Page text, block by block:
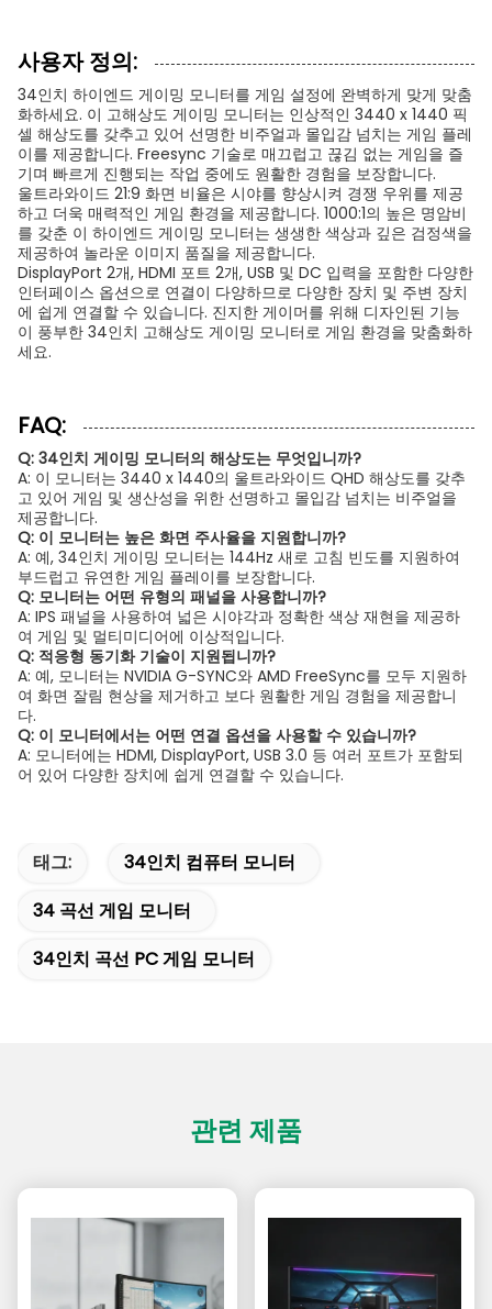
사용자 정의:
34인치 하이엔드 게이밍 모니터를 게임 설정에 완벽하게 맞게 맞춤
화하세요. 이 고해상도 게이밍 모니터는 인상적인 3440 x 1440 픽
셀 해상도를 갖추고 있어 선명한 비주얼과 몰입감 넘치는 게임 플레
이를 제공합니다. Freesync 기술로 매끄럽고 끊김 없는 게임을 즐
기며 빠르게 진행되는 작업 중에도 원활한 경험을 보장합니다.
울트라와이드 21:9 화면 비율은 시야를 향상시켜 경쟁 우위를 제공
하고 더욱 매력적인 게임 환경을 제공합니다. 1000:1의 높은 명암비
를 갖춘 이 하이엔드 게이밍 모니터는 생생한 색상과 깊은 검정색을
제공하여 놀라운 이미지 품질을 제공합니다.
DisplayPort 2개, HDMI 포트 2개, USB 및 DC 입력을 포함한 다양한
인터페이스 옵션으로 연결이 다양하므로 다양한 장치 및 주변 장치
에 쉽게 연결할 수 있습니다. 진지한 게이머를 위해 디자인된 기능
이 풍부한 34인치 고해상도 게이밍 모니터로 게임 환경을 맞춤화하
세요.
FAQ:
Q: 34인치 게이밍 모니터의 해상도는 무엇입니까?
A: 이 모니터는 3440 x 1440의 울트라와이드 QHD 해상도를 갖추
고 있어 게임 및 생산성을 위한 선명하고 몰입감 넘치는 비주얼을
제공합니다.
Q: 이 모니터는 높은 화면 주사율을 지원합니까?
A: 예, 34인치 게이밍 모니터는 144Hz 새로 고침 빈도를 지원하여
부드럽고 유연한 게임 플레이를 보장합니다.
Q: 모니터는 어떤 유형의 패널을 사용합니까?
A: IPS 패널을 사용하여 넓은 시야각과 정확한 색상 재현을 제공하
여 게임 및 멀티미디어에 이상적입니다.
Q: 적응형 동기화 기술이 지원됩니까?
A: 예, 모니터는 NVIDIA G-SYNC와 AMD FreeSync를 모두 지원하
여 화면 잘림 현상을 제거하고 보다 원활한 게임 경험을 제공합니
다.
Q: 이 모니터에서는 어떤 연결 옵션을 사용할 수 있습니까?
A: 모니터에는 HDMI, DisplayPort, USB 3.0 등 여러 포트가 포함되
어 있어 다양한 장치에 쉽게 연결할 수 있습니다.
태그:
34인치 컴퓨터 모니터
34 곡선 게임 모니터
34인치 곡선 PC 게임 모니터
관련 제품